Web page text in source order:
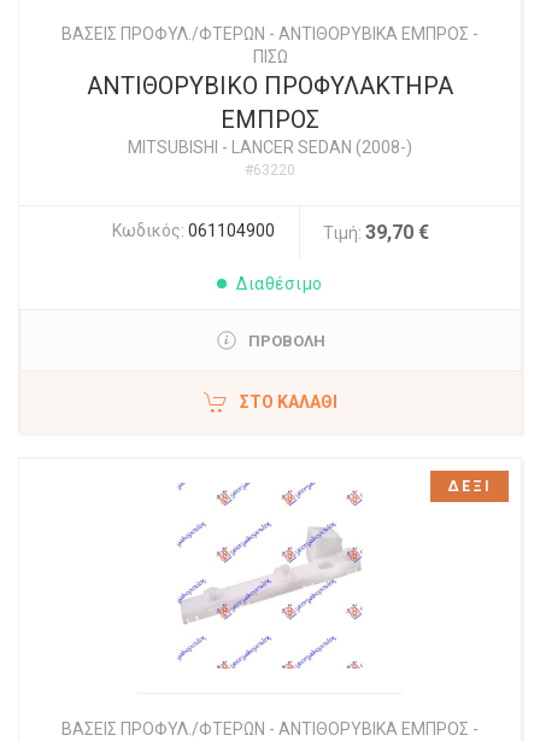
ΒΑΣΕΙΣ ΠΡΟΦΥΛ./ΦΤΕΡΩΝ - ΑΝΤΙΘΟΡΥΒΙΚΑ ΕΜΠΡΟΣ -
ΠΙΣΩ
ΑΝΤΙΘΟΡΥΒΙΚΟ ΠΡΟΦΥΛΑΚΤΗΡΑ
ΕΜΠΡΟΣ
MITSUBISHI - LANCER SEDAN (2008-)
#63220
Κωδικός: 061104900 Τιμή: 39,70 €
Διαθέσιμο
ΠΡΟΒΟΛΗ
ΣΤΟ ΚΑΛΆΘΙ
ΒΑΣΕΙΣ ΠΡΟΦΥΛ./ΦΤΕΡΩΝ - ΑΝΤΙΘΟΡΥΒΙΚΑ ΕΜΠΡΟΣ -
ΔΕΞΙ